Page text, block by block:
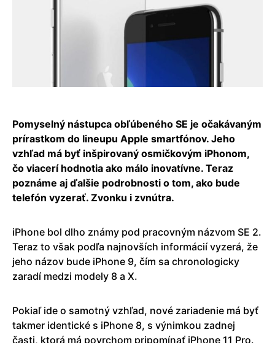
Pomyselný nástupca obľúbeného SE je očakávaným
prírastkom do lineupu Apple smartfónov. Jeho
vzhľad má byť inšpirovaný osmičkovým iPhonom,
čo viacerí hodnotia ako málo inovatívne. Teraz
poznáme aj ďalšie podrobnosti o tom, ako bude
telefón vyzerať. Zvonku i zvnútra.
iPhone bol dlho známy pod pracovným názvom SE 2.
Teraz to však podľa najnovších informácií vyzerá, že
jeho názov bude iPhone 9, čím sa chronologicky
zaradí medzi modely 8 a X.
Pokiaľ ide o samotný vzhľad, nové zariadenie má byť
takmer identické s iPhone 8, s výnimkou zadnej
časti, ktorá má povrchom pripomínať iPhone 11 Pro.